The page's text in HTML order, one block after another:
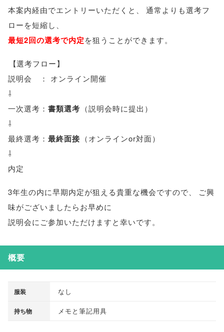
本案内経由でエントリーいただくと
通常よりも選考フ
ローを短縮し
最短2回の選考で内定を狙うことができます。
【選考フロー】
説明会 ： オンライン開催
⇩
一次選考： 書類選考 （説明会時に提出 ）
⇩
最終選考： 最終面接 （オンラインor対面）
⇩
内定
3年生の内に早期内定が狙える貴重な機会ですので
ご興
味がございましたらお早めに
説明会にご参加いただけますと幸いです。
概要
服装 なし
持ち物 メモと筆記用具